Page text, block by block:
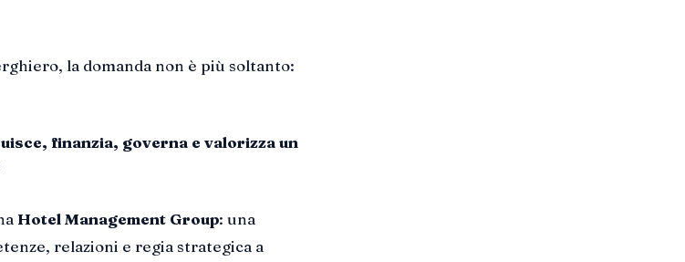
la domanda non è più soltanto:
finanzia, governa e valorizza un
Hotel Management Group: una
relazioni e regia strategica a